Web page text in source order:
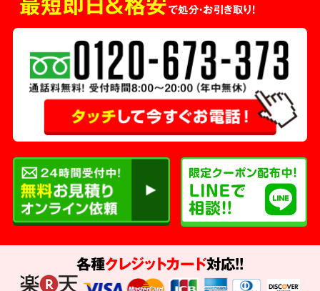
で処分・お引き取り！
各種クレジットカード対応!!